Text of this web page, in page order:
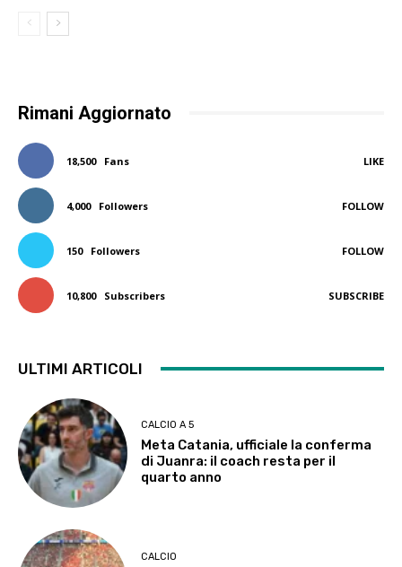
Rimani Aggiornato
18,500 Fans LIKE
4,000 Followers FOLLOW
150 Followers FOLLOW
10,800 Subscribers SUBSCRIBE
ULTIMI ARTICOLI
CALCIO A 5
Meta Catania, ufficiale la conferma
di Juanra: il coach resta per il
quarto anno
CALCIO